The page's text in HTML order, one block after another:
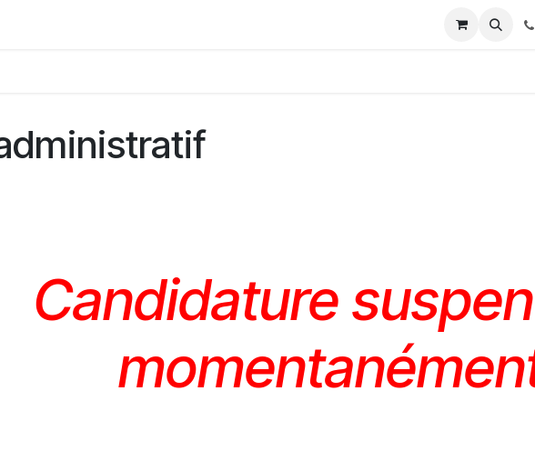
Candidature